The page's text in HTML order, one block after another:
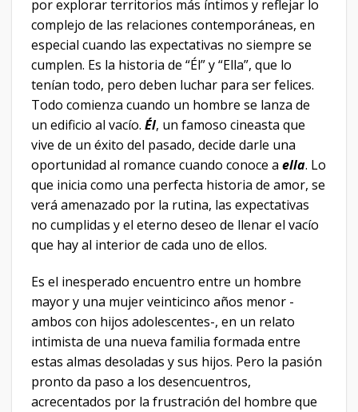
por explorar territorios más íntimos y reflejar lo
complejo de las relaciones contemporáneas, en
especial cuando las expectativas no siempre se
cumplen. Es la historia de “Él” y “Ella”, que lo
tenían todo, pero deben luchar para ser felices.
Todo comienza cuando un hombre se lanza de
un edificio al vacío. Él, un famoso cineasta que
vive de un éxito del pasado, decide darle una
oportunidad al romance cuando conoce a ella. Lo
que inicia como una perfecta historia de amor, se
verá amenazado por la rutina, las expectativas
no cumplidas y el eterno deseo de llenar el vacío
que hay al interior de cada uno de ellos.
Es el inesperado encuentro entre un hombre
mayor y una mujer veinticinco años menor -
ambos con hijos adolescentes-, en un relato
intimista de una nueva familia formada entre
estas almas desoladas y sus hijos. Pero la pasión
pronto da paso a los desencuentros,
acrecentados por la frustración del hombre que